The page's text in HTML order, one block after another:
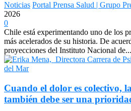
Noticias Portal Prensa Salud | Grupo
2026
0
Chile está experimentando uno de los
más acelerados de su historia. De
proyecciones del Instituto Nacional de...
Cuando el dolor es colectivo,
también debe ser una